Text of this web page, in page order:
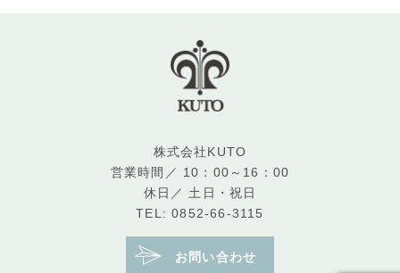
株式会社KUTO
営業時間／ 10：00～16：00
休日／ 土日・祝日
TEL: 0852-66-3115
お問い合わせ